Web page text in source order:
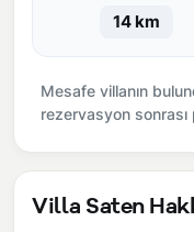
14 km
Mesafe villanın
rezervasyon sonrası
Villa Saten